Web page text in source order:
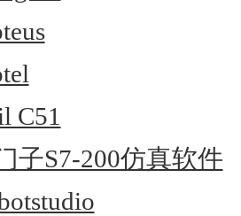
C51
子S7-200仿真软件